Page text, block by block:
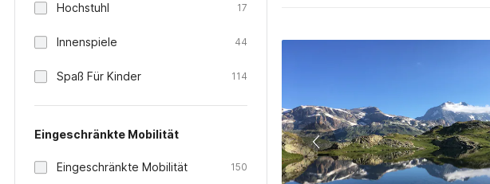
Hochstuhl 17
Innenspiele 44
Spaß Für Kinder 114
Eingeschränkte Mobilität
Eingeschränkte Mobilität 150